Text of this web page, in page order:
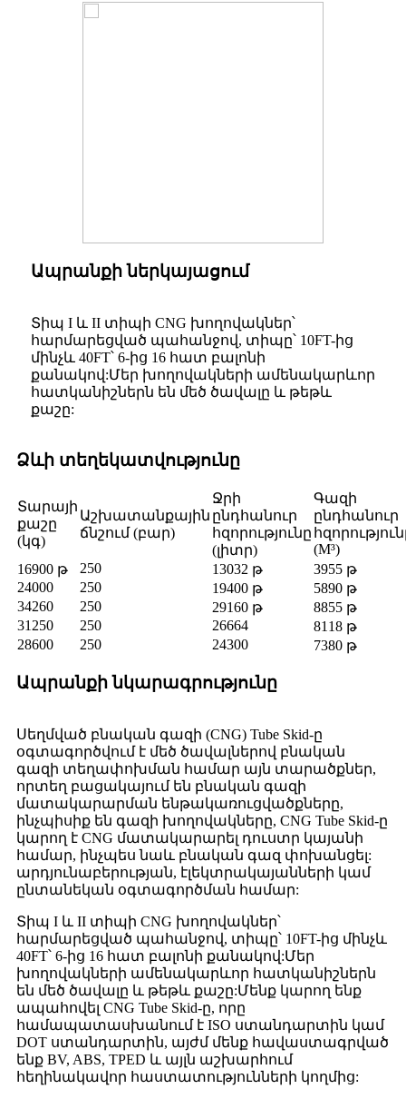
Ապրանքի ներկայացում
Տիպ I և II տիպի CNG խողովակներ՝
հարմարեցված պահանջով, տիպը՝ 10FT-ից
մինչև 40FT՝ 6-ից 16 հատ բալոնի
քանակով:Մեր խողովակների ամենակարևոր
հատկանիշներն են մեծ ծավալը և թեթև
քաշը:
Ձևի տեղեկատվությունը
Տարայի
քաշը
(կգ)
Աշխատանքային
ճնշում (բար)
Ջրի
ընդհանուր
հզորությունը
(լիտր)
Գազի
ընդհանուր
(M³)
16900 թ
250 13032 թ
3955 թ
24000
250 19400 թ
5890 թ
34260
250 29160 թ
8855 թ
31250
250 26664
8118 թ
28600
250 24300 7380 թ
Ապրանքի նկարագրությունը
Սեղմված բնական գազի (CNG) Tube Skid-ը
օգտագործվում է մեծ ծավալներով բնական
գազի տեղափոխման համար այն տարածքներ,
որտեղ բացակայում են բնական գազի
մատակարարման ենթակառուցվածքները,
ինչպիսիք են գազի խողովակները, CNG Tube Skid-ը
կարող է CNG մատակարարել դուստր կայանի
համար, ինչպես նաև բնական գազ փոխանցել:
արդյունաբերության, էլեկտրակայանների կամ
ընտանեկան օգտագործման համար:
Տիպ I և II տիպի CNG խողովակներ՝
հարմարեցված պահանջով, տիպը՝ 10FT-ից մինչև
40FT՝ 6-ից 16 հատ բալոնի քանակով:Մեր
խողովակների ամենակարևոր հատկանիշներն
են մեծ ծավալը և թեթև քաշը:Մենք կարող ենք
ապահովել CNG Tube Skid-ը, որը
համապատասխանում է ISO ստանդարտին կամ
DOT ստանդարտին, այժմ մենք հավաստագրված
ենք BV, ABS, TPED և այլն աշխարհում
հեղինակավոր հաստատությունների կողմից: